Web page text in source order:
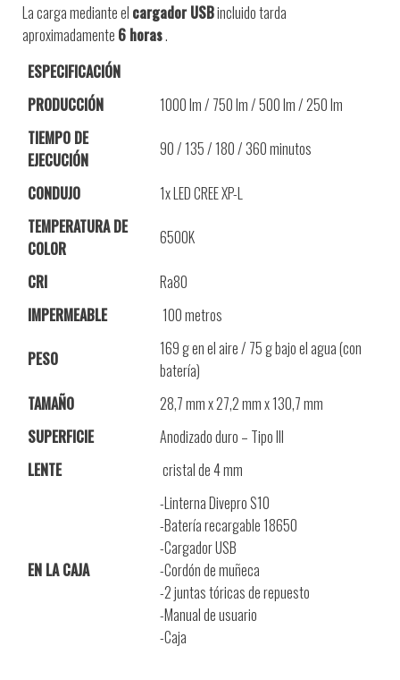
La carga mediante el cargador USBincluido tarda
aproximadamente 6 horas.
ESPECIFICACIÓN
PRODUCCIÓN
1000 lm / 750 lm / 500 lm / 250 lm
TIEMPO DE
EJECUCIÓN
90 / 135 / 180 / 360 minutos
CONDUJO
1x LED CREE XP-L
TEMPERATURA DE
COLOR
6500K
CRI
Ra80
IMPERMEABLE
100 metros
PESO
169 g en el aire / 75 g bajo el agua (con
batería)
TAMAÑO
28,7 mm x 27,2 mm x 130,7 mm
SUPERFICIE
Anodizado duro – Tipo III
LENTE
cristal de 4 mm
EN LA CAJA
-Linterna Divepro S10
-Batería recargable 18650
-Cargador USB
-Cordón de muñeca
-2 juntas tóricas de repuesto
-Manual de usuario
-Caja